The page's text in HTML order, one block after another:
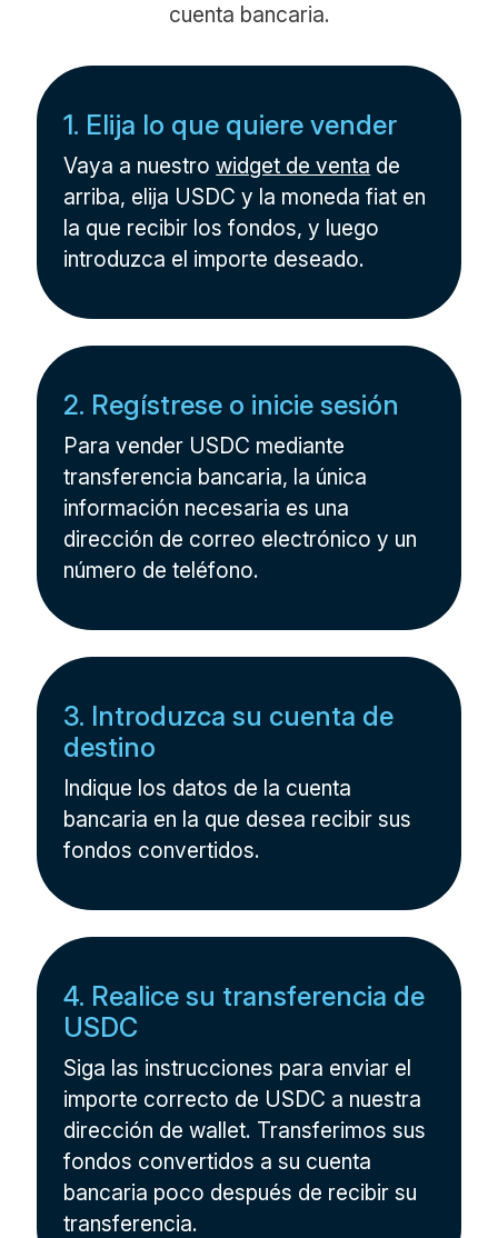
cuenta bancaria.
1. Elija lo que quiere vender
Vaya a nuestrowidget de venta de
arriba, elija USDC y la moneda fiat en
la que recibir los fondos, y luego
introduzca el importe deseado.
2. Regístrese o inicie sesión
Para vender USDC mediante
transferencia bancaria, la única
información necesaria es una
dirección de correo electrónico y un
número de teléfono.
3. Introduzca su cuenta de
destino
Indique los datos de la cuenta
bancaria en la que desea recibir sus
fondos convertidos.
4. Realice su transferencia de
USDC
Siga las instrucciones para enviar el
importe correcto de USDC a nuestra
dirección de wallet. Transferimos sus
fondos convertidos a su cuenta
bancaria poco después de recibir su
transferencia.